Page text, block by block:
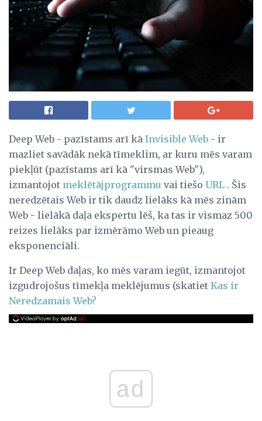
Deep Web - pazīstams arī kā Invisible Web - ir
mazliet savādāk nekā tīmeklim, ar kuru mēs varam
piekļūt (pazīstams arī kā "virsmas Web"),
izmantojot meklētājprogrammu vai tiešo URL . Šis
neredzētais Web ir tik daudz lielāks kā mēs zinām
Web - lielākā daļa ekspertu lēš, ka tas ir vismaz 500
reizes lielāks par izmērāmo Web un pieaug
eksponenciāli.
Ir Deep Web daļas, ko mēs varam iegūt, izmantojot
izgudrojošus tīmekļa meklējumus (skatiet Kas ir
Neredzamais Web?
ad